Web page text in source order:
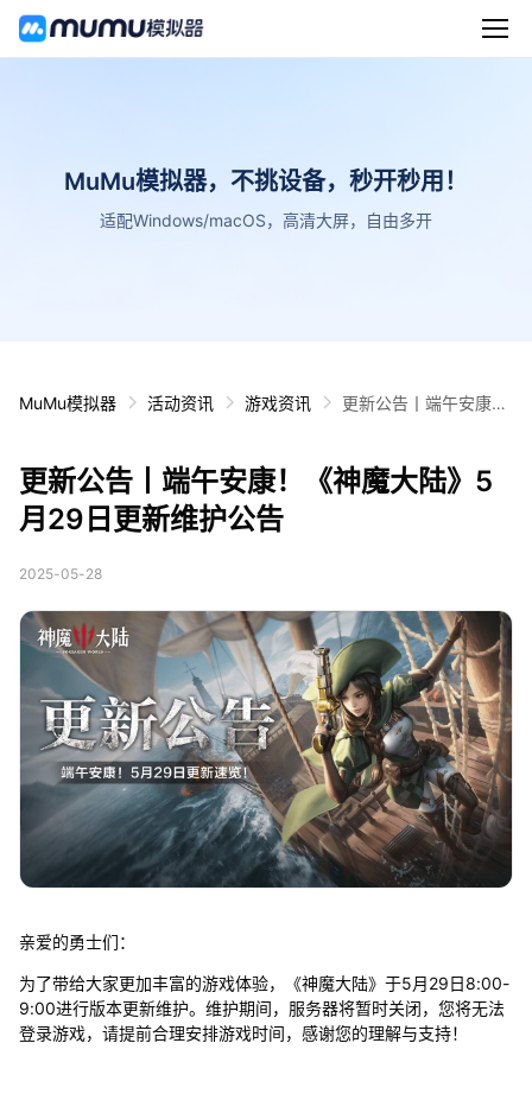
MuMu模拟器，不挑设备，秒开秒用！
适配Windows/macOS，高清大屏，自由多开
MuMu模拟器 活动资讯 游戏资讯
更新公告丨端午安康！
更新公告丨端午安康！《神魔大陆》5
月29日更新维护公告
2025-05-28
亲爱的勇士们：
为了带给大家更加丰富的游戏体验，《神魔大陆》于5月29日8:00-
9:00进行版本更新维护。维护期间，服务器将暂时关闭，您将无法
登录游戏，请提前合理安排游戏时间，感谢您的理解与支持！